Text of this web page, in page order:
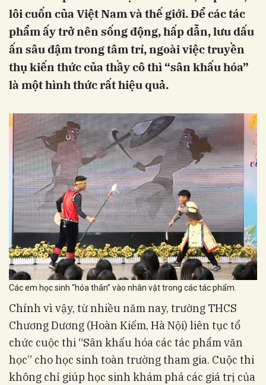
lôi cuốn của Việt Nam và thế giới. Để các tác
phẩm ấy trở nên sống động, hấp dẫn, lưu dấu
ấn sâu đậm trong tâm trí, ngoài việc truyền
thụ kiến thức của thầy cô thì “sân khấu hóa”
là một hình thức rất hiệu quả.
Các em học sinh “hóa thân” vào nhân vật trong các tác phẩm.
Chính vì vậy, từ nhiều năm nay, trường THCS
Chương Dương (Hoàn Kiếm, Hà Nội) liên tục tổ
chức cuộc thi “Sân khấu hóa các tác phẩm văn
học” cho học sinh toàn trường tham gia. Cuộc thi
không chỉ giúp học sinh khám phá các giá trị của